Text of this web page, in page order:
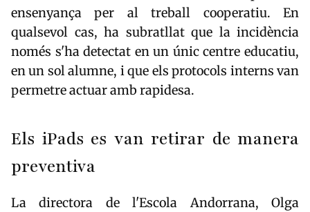
ensenyança per al treball cooperatiu. En
qualsevol cas, ha subratllat que la incidència
només s'ha detectat en un únic centre educatiu,
en un sol alumne, i que els protocols interns van
permetre actuar amb rapidesa.
Els iPads es van retirar de manera
preventiva
La directora de l'Escola Andorrana, Olga